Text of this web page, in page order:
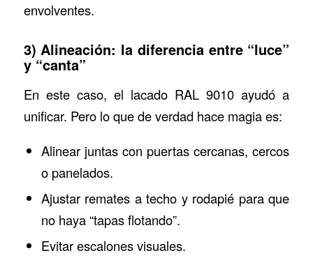
envolventes.
3) Alineación: la diferencia entre “luce”
y “canta”
En este caso, el lacado RAL 9010 ayudó a
unificar. Pero lo que de verdad hace magia es:
Alinear juntas con puertas cercanas, cercos
o panelados.
Ajustar remates a techo y rodapié para que
no haya “tapas flotando”.
Evitar escalones visuales.